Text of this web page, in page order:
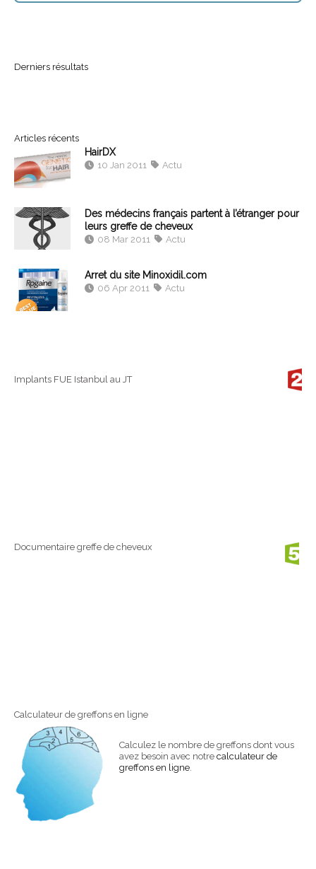
Derniers résultats
Articles récents
HairDX
10 Jan 2011 Actu
Des médecins français partent à l’étranger pour
leurs greffe de cheveux
08 Mar 2011 Actu
Arret du site Minoxidil.com
06 Apr 2011 Actu
Implants FUE Istanbul au JT
Documentaire greffe de cheveux
Calculateur de greffons en ligne
Calculez le nombre de greffons dont vous
avez besoin avec notre calculateur de
greffons en ligne.